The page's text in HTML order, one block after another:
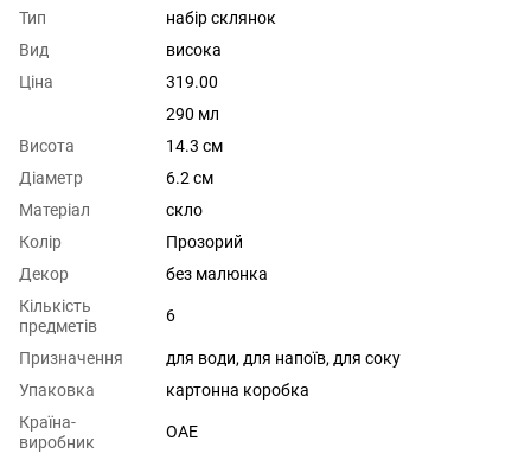
Тип
набір склянок
Вид
висока
Ціна
319.00
290 мл
Висота
14.3 см
Діаметр
6.2 см
Матеріал
скло
Колір
Прозорий
Декор
без малюнка
Кількість
предметів
6
Призначення для води, для напоїв, для соку
Упаковка
картонна коробка
Країна-
виробник
ОАЕ